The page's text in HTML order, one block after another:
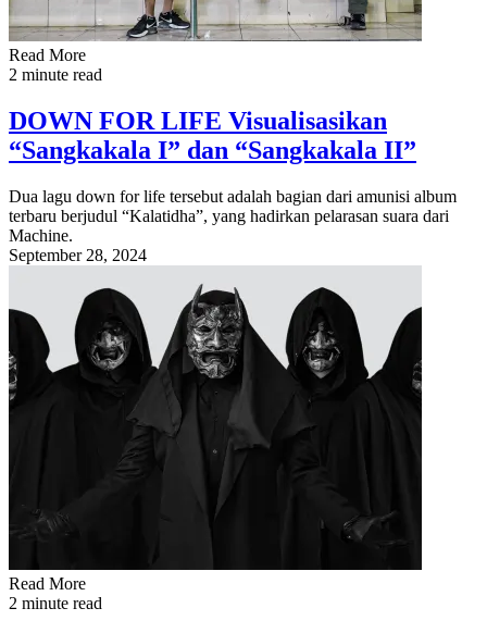
Read More
2 minute read
DOWN FOR LIFE Visualisasikan
“Sangkakala I” dan “Sangkakala II”
Dua lagu down for life tersebut adalah bagian dari amunisi album
terbaru berjudul “Kalatidha”, yang hadirkan pelarasan suara dari
Machine.
September 28, 2024
Read More
2 minute read